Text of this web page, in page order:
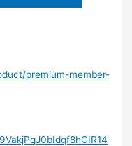
premium-member-